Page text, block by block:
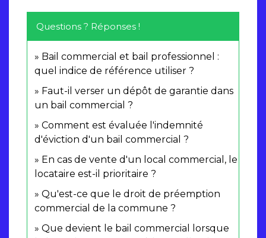
Questions ? Réponses !
Bail commercial et bail professionnel :
quel indice de référence utiliser ?
Faut-il verser un dépôt de garantie dans
un bail commercial ?
Comment est évaluée l'indemnité
d'éviction d'un bail commercial ?
En cas de vente d'un local commercial, le
locataire est-il prioritaire ?
Qu'est-ce que le droit de préemption
commercial de la commune ?
Que devient le bail commercial lorsque